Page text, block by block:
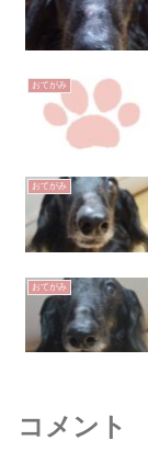
おてがみ
おてがみ
おてがみ
コメント